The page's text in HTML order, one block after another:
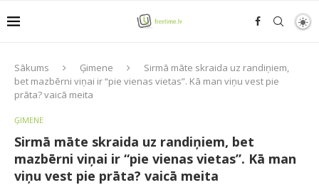
Sākums Ģimene
Sirmā māte skraida uz randiņiem,
bet mazbērni viņai ir “pie vienas vietas”. Kā man viņu vest pie
prāta? vaicā meita
ĢIMENE
Sirmā māte skraida uz randiņiem, bet
mazbērni viņai ir “pie vienas vietas”. Kā man
viņu vest pie prāta? vaicā meita